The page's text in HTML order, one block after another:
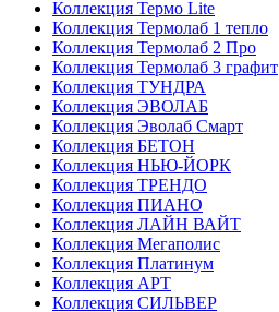
Коллекция Термо Lite
Коллекция Термолаб 1 тепло
Коллекция Термолаб 2 Про
Коллекция Термолаб 3 графит
Коллекция ТУНДРА
Коллекция ЭВОЛАБ
Коллекция Эволаб Смарт
Коллекция БЕТОН
Коллекция НЬЮ-ЙОРК
Коллекция ТРЕНДО
Коллекция ПИАНО
Коллекция ЛАЙН ВАЙТ
Коллекция Мегаполис
Коллекция Платинум
Коллекция АРТ
Коллекция СИЛЬВЕР